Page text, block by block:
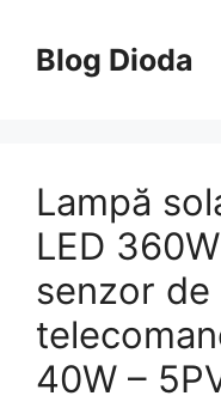
contentBlog Dioda
Lampă
LED
senzor de
40W –